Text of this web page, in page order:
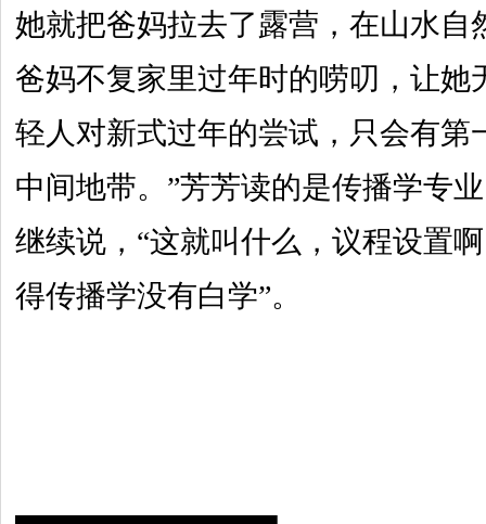
她就把爸妈拉去了露营，在山水自
爸妈不复家里过年时的唠叨，让她
轻人对新式过年的尝试，只会有第
中间地带。”芳芳读的是传播学专
继续说，“这就叫什么，议程设置
得传播学没有白学”。